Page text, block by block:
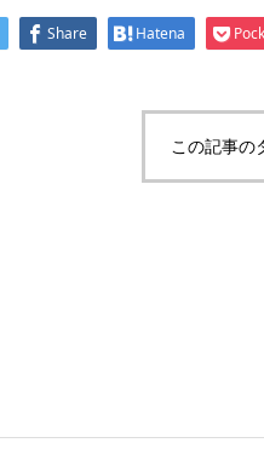
Share Hatena
この記事の